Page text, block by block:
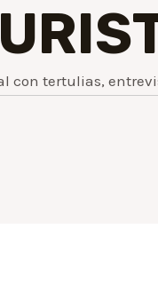
con tertulias,